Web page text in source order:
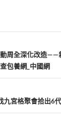
周全深化改造——
包養網_中國網
九宮格聚會拾出6